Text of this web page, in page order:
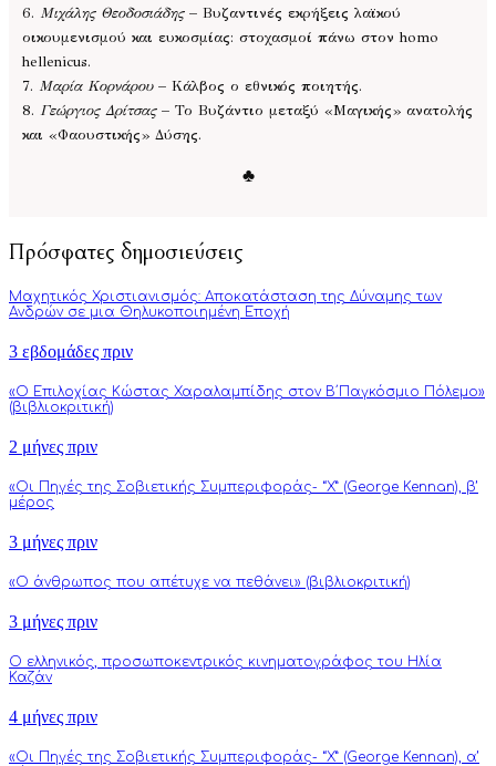
6. Μιχάλης Θεοδοσιάδης– Βυζαντινές εκρήξεις λαϊκού
οικουμενισμού και ευκοσμίας: στοχασμοί πάνω στον homo
hellenicus.
7. Μαρία Κορνάρου– Κάλβος ο εθνικός ποιητής.
8. Γεώργιος Δρίτσας– Το Βυζάντιο μεταξύ «Μαγικής» ανατολής
και «Φαουστικής» Δύσης.
♣
Πρόσφατες δημοσιεύσεις
Μαχητικός Χριστιανισμός: Αποκατάσταση της Δύναμης των
Ανδρών σε μια Θηλυκοποιημένη Εποχή
3 εβδομάδες πριν
«Ο Επιλοχίας Κώστας Χαραλαμπίδης στον Β΄Παγκόσμιο Πόλεμο»
(βιβλιοκριτική)
2 μήνες πριν
«Οι Πηγές της Σοβιετικής Συμπεριφοράς- “Χ” (George Kennan), β’
μέρος
3 μήνες πριν
«Ο άνθρωπος που απέτυχε να πεθάνει» (βιβλιοκριτική)
3 μήνες πριν
Ο ελληνικός, προσωποκεντρικός κινηματογράφος του Ηλία
Καζάν
4 μήνες πριν
«Οι Πηγές της Σοβιετικής Συμπεριφοράς- “Χ” (George Kennan), α’